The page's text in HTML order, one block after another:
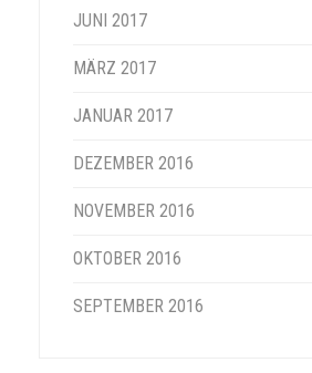
JUNI 2017
MÄRZ 2017
JANUAR 2017
DEZEMBER 2016
NOVEMBER 2016
OKTOBER 2016
SEPTEMBER 2016